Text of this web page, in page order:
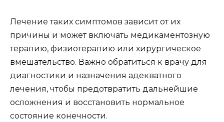
Лечение таких симптомов зависит от их
причины и может включать медикаментозную
терапию, физиотерапию или хирургическое
вмешательство. Важно обратиться к врачу для
диагностики и назначения адекватного
лечения, чтобы предотвратить дальнейшие
осложнения и восстановить нормальное
состояние конечности.